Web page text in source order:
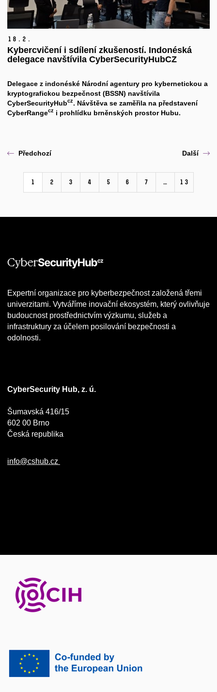
18. 2.
Kybercvičení i sdílení zkušeností. Indonéská
delegace navštívila CyberSecurityHubCZ
Delegace z indonéské Národní agentury pro kybernetickou a
kryptografickou bezpečnost (BSSN) navštívila
CyberSecurityHubcz. Návštěva se zaměřila na představení
CyberRangecz i prohlídku brněnských prostor Hubu.
Předchozí
1 2 3 4 5 6 7 … 13
Další
Expertní organizace pro kyberbezpečnost založená třemi
univerzitami. Vytváříme inovační ekosystém, který ovlivňuje
budoucnost prostřednictvím výzkumu, služeb a
infrastruktury za účelem posilování bezpečnosti a
odolnosti.
CyberSecurity Hub, z. ú.
Šumavská 416/15
602 00 Brno
Česká republika
info@cshub.cz